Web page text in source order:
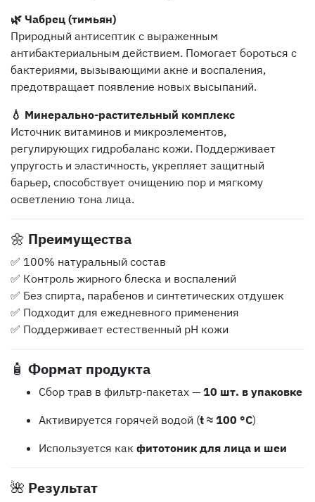
🌿 Чабрец (тимьян)
Природный антисептик с выраженным
антибактериальным действием. Помогает бороться с
бактериями, вызывающими акне и воспаления,
предотвращает появление новых высыпаний.
💧 Минерально-растительный комплекс
Источник витаминов и микроэлементов,
регулирующих гидробаланс кожи. Поддерживает
упругость и эластичность, укрепляет защитный
барьер, способствует очищению пор и мягкому
осветлению тона лица.
🌼 Преимущества
✅ 100% натуральный состав
✅ Контроль жирного блеска и воспалений
✅ Без спирта, парабенов и синтетических отдушек
✅ Подходит для ежедневного применения
✅ Поддерживает естественный pH кожи
🧴 Формат продукта
Сбор трав в фильтр-пакетах — 10 шт. в упаковке
Активируется горячей водой (t ≈ 100 °C)
Используется как фитотоник для лица и шеи
🌺 Результат